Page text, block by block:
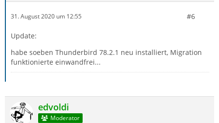
31. August 2020 um 12:55 #6
Update:
habe soeben Thunderbird 78.2.1 neu installiert, Migration
funktionierte einwandfrei...
edvoldi
Moderator